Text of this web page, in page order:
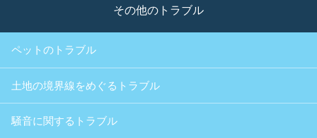
その他のトラブル
ペットのトラブル
土地の境界線をめぐるトラブル
騒音に関するトラブル